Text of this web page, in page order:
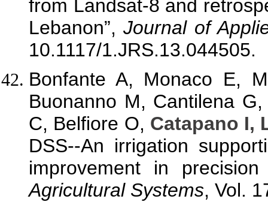
from Landsat-8 and
Lebanon”,Journal of
10.1117/1.JRS.13.044505.
Bonfante A, Monaco E,
Buonanno M, Cantilena
C, Belfiore O, Catapano I,
DSS--An irrigation
improvement in
Agricultural Systems, Vol.